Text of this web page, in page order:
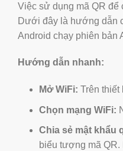
Việc sử dụng mã QR để
Dưới đây là hướng dẫn
Android chạy phiên bản
Hướng dẫn nhanh:
Mở WiFi: Trên thiết
Chọn mạng WiFi:
Chia sẻ mật khẩu
biểu tượng mã QR.